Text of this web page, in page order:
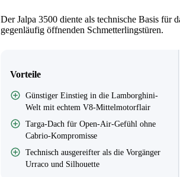
Der Jalpa 3500 diente als technische Basis für
gegenläufig öffnenden Schmetterlingstüren.
Vorteile
Günstiger Einstieg in die Lamborghini-
Welt mit echtem V8-Mittelmotorflair
Targa-Dach für Open-Air-Gefühl ohne
Cabrio-Kompromisse
Technisch ausgereifter als die Vorgänger
Urraco und Silhouette